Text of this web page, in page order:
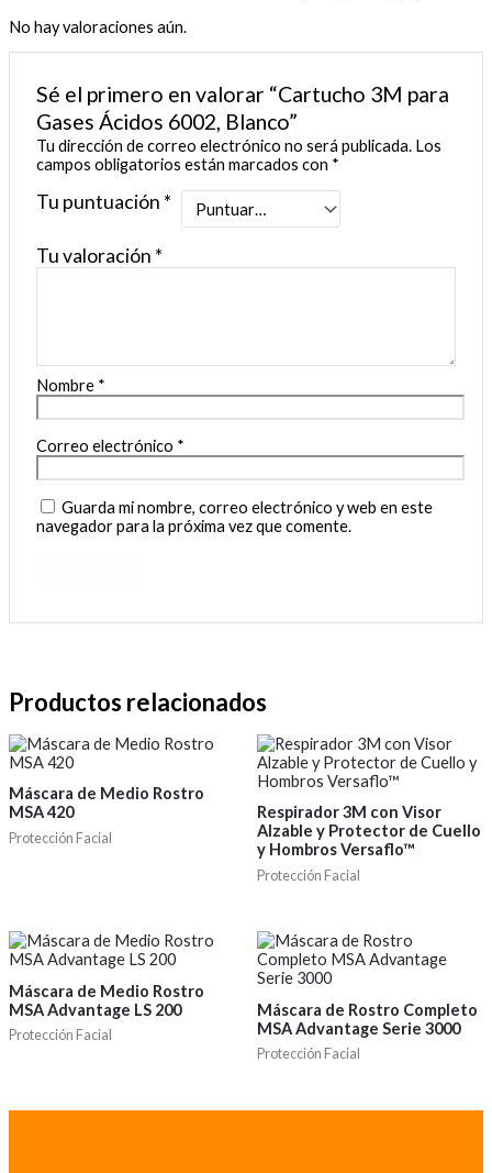
No hay valoraciones aún.
Sé el primero en valorar “Cartucho 3M para
Gases Ácidos 6002, Blanco”
Tu dirección de correo electrónico no será publicada. Los
campos obligatorios están marcados con *
Tu puntuación *
Tu valoración *
Nombre *
Correo electrónico *
Guarda mi nombre, correo electrónico y web en este
navegador para la próxima vez que comente.
Productos relacionados
Máscara de Medio Rostro
MSA 420
Protección Facial
Respirador 3M con Visor
Alzable y Protector de Cuello
y Hombros Versaflo™
Protección Facial
Máscara de Medio Rostro
MSA Advantage LS 200
Protección Facial
Máscara de Rostro Completo
MSA Advantage Serie 3000
Protección Facial